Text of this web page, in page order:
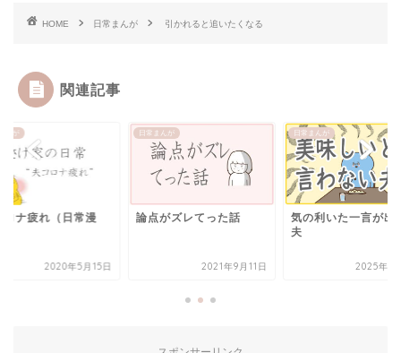
HOME 日常まんが 引かれると追いたくなる
関連記事
んが
ロナ疲れ（日常漫
2020年5月15日
日常まんが
論点がズレてった話
2021年9月11日
日常まんが
気の利いた一言が出
夫
2025年4